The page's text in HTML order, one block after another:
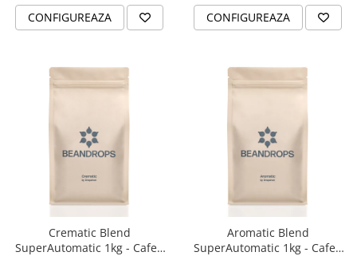
Zahar
Botanice
Fara zahar
Limonada
Frappé
CONFIGUREAZA CONFIGUREAZA
Crematic Blend
SuperAutomatic 1kg - Cafea
Aromatic Blend
SuperAutomatic 1kg - Cafea